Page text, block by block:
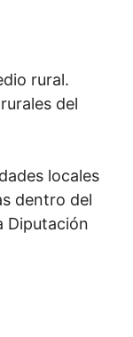
rural.
del
locales
dentro del
Diputación